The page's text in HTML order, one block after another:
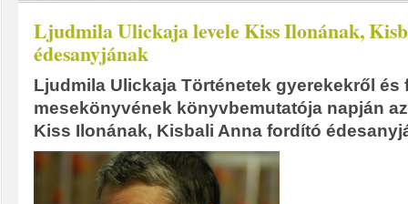
Ljudmila Ulickaja levele Kiss Ilonának,
édesanyjának
Ljudmila Ulickaja Történetek gyerekekről
mesekönyvének könyvbemutatója napján
Kiss Ilonának, Kisbali Anna fordító